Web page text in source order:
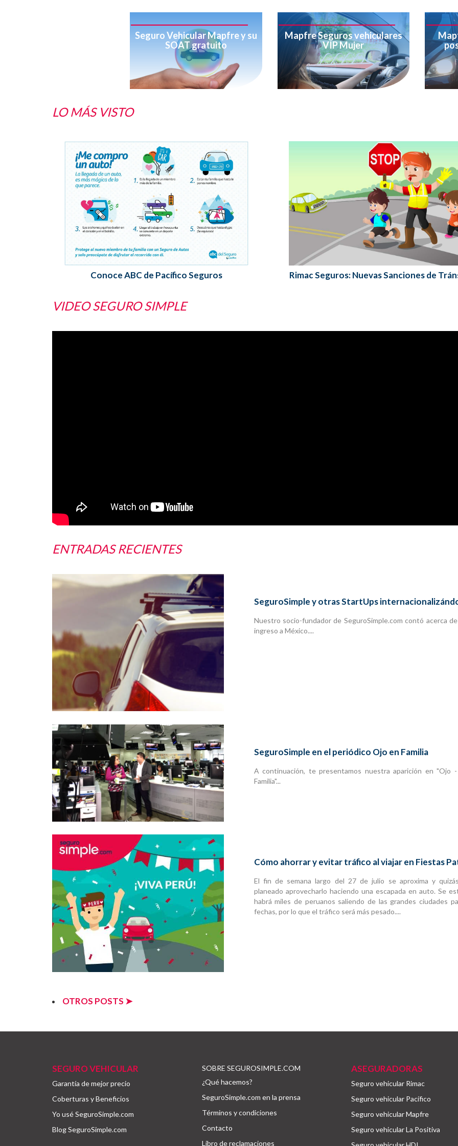
Seguro Vehicular Mapfre y su
SOAT gratuito
Mapfre Seguros vehiculares
VIP Mujer
LO MÁS VISTO
Conoce ABC de Pacífico Seguros Rimac Seguros: Nuevas Sanciones de
VIDEO SEGURO SIMPLE
ENTRADAS RECIENTES
SeguroSimple y otras StartUps
Nuestro socio-fundador de SeguroSimple.com contó acerca
ingreso a México....
SeguroSimple en el periódico Ojo en Familia
A continuación, te presentamos nuestra aparición en "Ojo -
Familia"...
Cómo ahorrar y evitar tráfico al viajar en Fiestas
El fin de semana largo del 27 de julio se aproxima y
planeado aprovecharlo haciendo una escapada en auto. Se
habrá miles de peruanos saliendo de las grandes ciudades
fechas, por lo que el tráfico será más pesado....
OTROS POSTS ➤
SEGURO VEHICULAR
Garantía de mejor precio
Coberturas y Beneficios
Yo usé SeguroSimple.com
Blog SeguroSimple.com
SOBRE SEGUROSIMPLE.COM
¿Qué hacemos?
SeguroSimple.com en la prensa
Términos y condiciones
Contacto
Libro de reclamaciones
ASEGURADORAS
Seguro vehicular Rimac
Seguro vehicular Pacífico
Seguro vehicular Mapfre
Seguro vehicular La Positiva